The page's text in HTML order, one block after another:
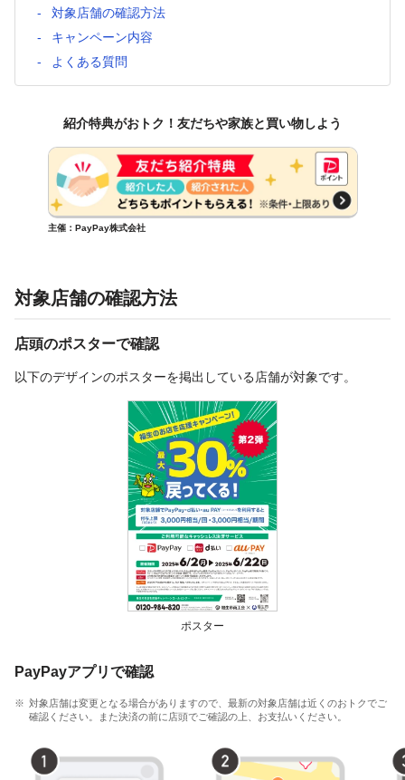
対象店舗の確認方法
キャンペーン内容
よくある質問
紹介特典がおトク！友だちや家族と買い物しよう
主催：PayPay株式会社
対象店舗の確認方法
店頭のポスターで確認
以下のデザインのポスターを掲出している店舗が対象です。
ポスター
PayPayアプリで確認
対象店舗は変更となる場合がありますので、最新の対象店舗は近くのおトクでご
確認ください。また決済の前に店頭でご確認の上、お支払いください。